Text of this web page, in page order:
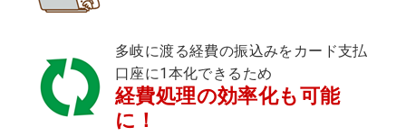
多岐に渡る経費の振込みをカード支払
口座に1本化できるため
経費処理の効率化も可能
に！